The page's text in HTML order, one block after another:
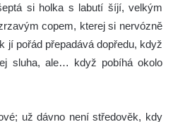
si holka s labutí šíjí, velkým
copem, kterej si nervózně
jí pořád přepadává dopředu, když
sluha, ale… když pobíhá okolo
už dávno není středověk, kdy